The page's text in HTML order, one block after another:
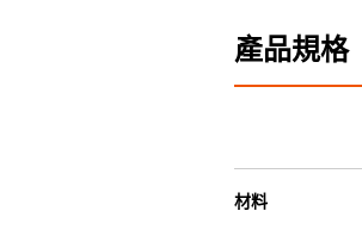
產品規格
材料